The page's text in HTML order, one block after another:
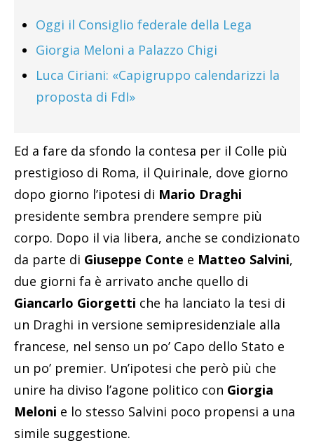
Oggi il Consiglio federale della Lega
Giorgia Meloni a Palazzo Chigi
Luca Ciriani: «Capigruppo calendarizzi la
proposta di FdI»
Ed a fare da sfondo la contesa per il Colle più
prestigioso di Roma, il Quirinale, dove giorno
dopo giorno l’ipotesi di Mario Draghi
presidente sembra prendere sempre più
corpo. Dopo il via libera, anche se condizionato
da parte di Giuseppe Conte e Matteo Salvini,
due giorni fa è arrivato anche quello di
Giancarlo Giorgetti che ha lanciato la tesi di
un Draghi in versione semipresidenziale alla
francese, nel senso un po’ Capo dello Stato e
un po’ premier. Un’ipotesi che però più che
unire ha diviso l’agone politico con Giorgia
Meloni e lo stesso Salvini poco propensi a una
simile suggestione.